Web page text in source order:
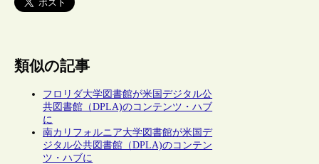
類似の記事
フロリダ大学図書館が米国デジタル公
共図書館（DPLA)のコンテンツ・ハブ
に
南カリフォルニア大学図書館が米国デ
ジタル公共図書館（DPLA)のコンテン
ツ・ハブに